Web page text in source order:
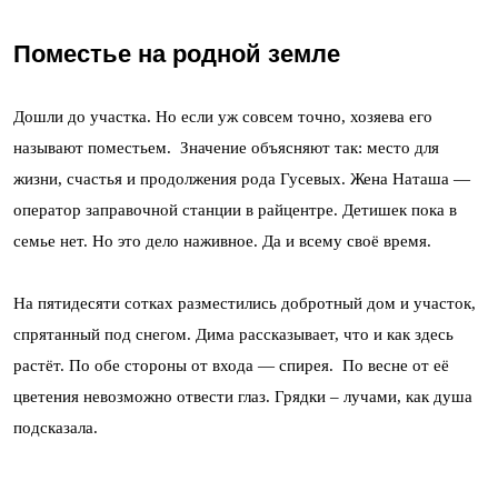
Поместье на родной земле
Дошли до участка. Но если уж совсем точно, хозяева его
называют поместьем. Значение объясняют так: место для
жизни, счастья и продолжения рода Гусевых. Жена Наташа —
оператор заправочной станции в райцентре. Детишек пока в
семье нет. Но это дело наживное. Да и всему своё время.
На пятидесяти сотках разместились добротный дом и участок,
спрятанный под снегом. Дима рассказывает, что и как здесь
растёт. По обе стороны от входа — спирея. По весне от её
цветения невозможно отвести глаз. Грядки – лучами, как душа
подсказала.